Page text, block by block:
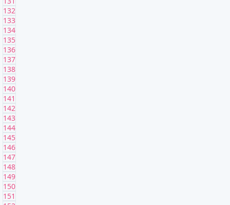
132
133
134
135
136
137
138
139
140
141
142
143
144
145
146
147
148
149
150
151